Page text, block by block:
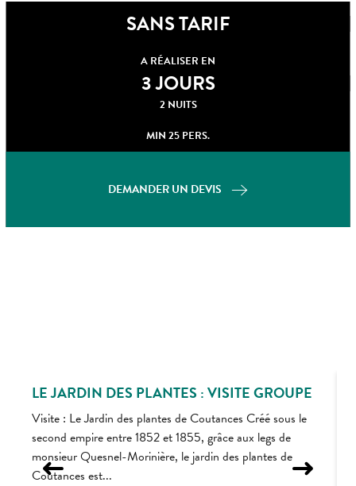
SANS TARIF
A RÉALISER EN
3 JOURS
2 NUITS
MIN 25 PERS.
DEMANDER UN DEVIS
LE JARDIN DES PLANTES : VISITE GROUPE
Visite : Le Jardin des plantes de Coutances Créé sous le
second empire entre 1852 et 1855, grâce aux legs de
monsieur Quesnel-Morinière, le jardin des plantes de
Coutances est...